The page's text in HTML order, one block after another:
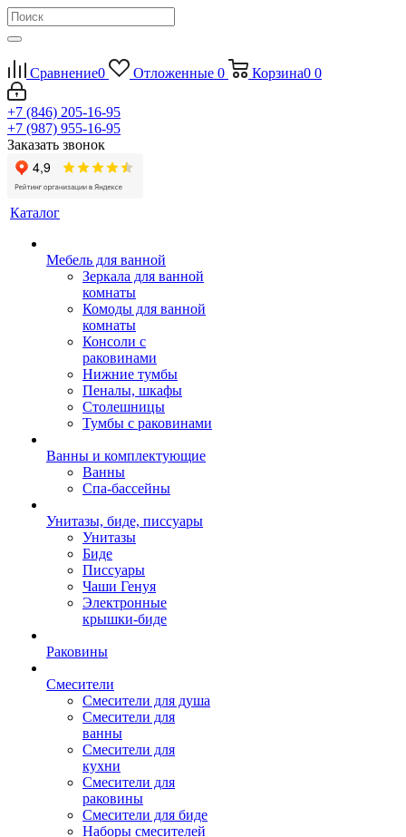
Сравнение0 Отложенные 0 Корзина0 0
+7 (846) 205-16-95
+7 (987) 955-16-95
Заказать звонок
Каталог
Мебель для ванной
Зеркала для ванной
комнаты
Комоды для ванной
комнаты
Консоли с
раковинами
Нижние тумбы
Пеналы, шкафы
Столешницы
Тумбы с раковинами
Ванны и комплектующие
Ванны
Спа-бассейны
Унитазы, биде, писсуары
Унитазы
Биде
Писсуары
Чаши Генуя
Электронные
крышки-биде
Раковины
Смесители
Смесители для душа
Смесители для
ванны
Смесители для
кухни
Смесители для
раковины
Смесители для биде
Наборы смесителей